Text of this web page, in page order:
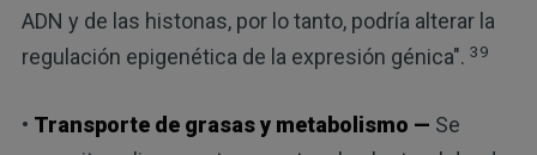
ADN y de las histonas, por lo tanto, podría alterar la
regulación epigenética de la expresión génica". 39
• Transporte de grasas y metabolismo — Se